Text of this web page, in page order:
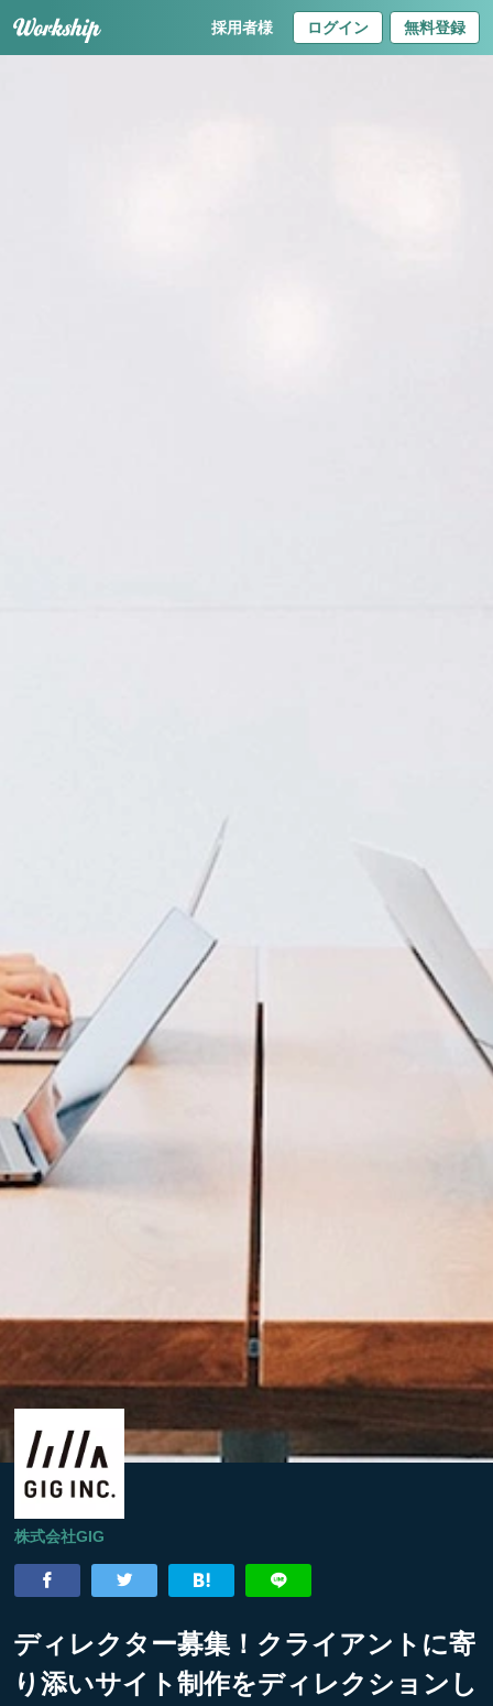
採用者様 ログイン 無料登録
株式会社GIG
ディレクター募集！クライアントに寄
り添いサイト制作をディレクションし